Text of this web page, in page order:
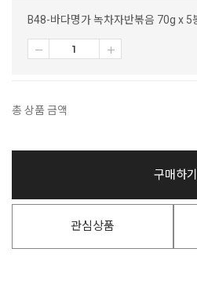
B48-바다명가 녹차자반볶음 70g x 5
총 상품 금액
구매하기
관심상품